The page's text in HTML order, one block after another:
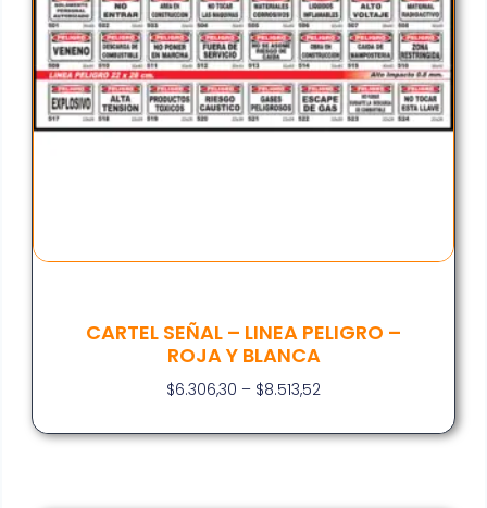
CARTEL SEÑAL – LINEA PELIGRO –
ROJA Y BLANCA
$6.306,30 – $8.513,52